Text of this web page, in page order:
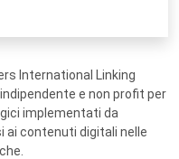
International Linking
e non profit per
implementati da
ai contenuti digitali nelle